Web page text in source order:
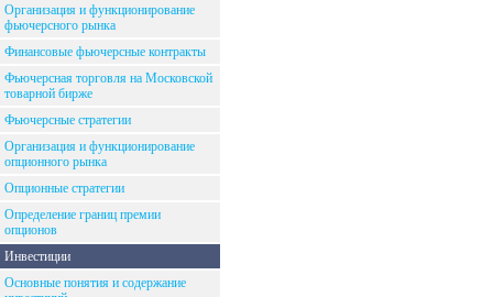
Организация и функционирование
фьючерсного рынка
Финансовые фьючерсные контракты
Фьючерсная торговля на Московской
товарной бирже
Фьючерсные стратегии
Организация и функционирование
опционного рынка
Опционные стратегии
Определение границ премии
опционов
Инвестиции
Основные понятия и содержание